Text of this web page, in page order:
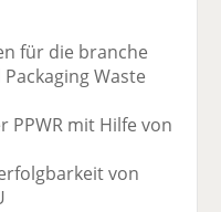
für die branche
Waste
PPWR mit Hilfe von
von